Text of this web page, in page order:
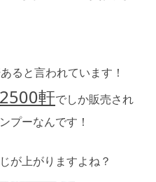
ると言われています！
2500軒でしか販売され
プーなんです！
が上がりますよね？